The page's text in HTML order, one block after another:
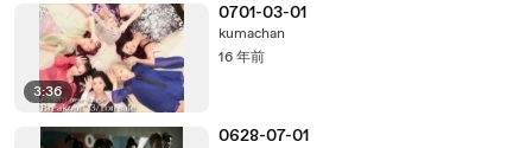
3:36
0701-03-01
kumachan
16 年前
0628-07-01